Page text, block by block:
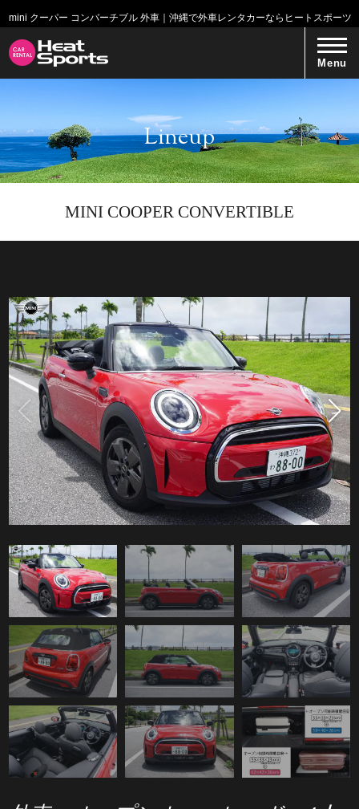
mini クーパー コンバーチブル 外車｜沖縄で外車レンタカーならヒートスポーツ
Menu
Lineup
MINI COOPER CONVERTIBLE